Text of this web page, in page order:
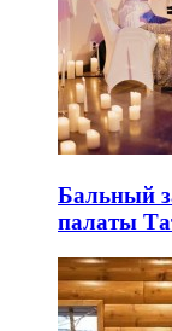
Бальный
палаты